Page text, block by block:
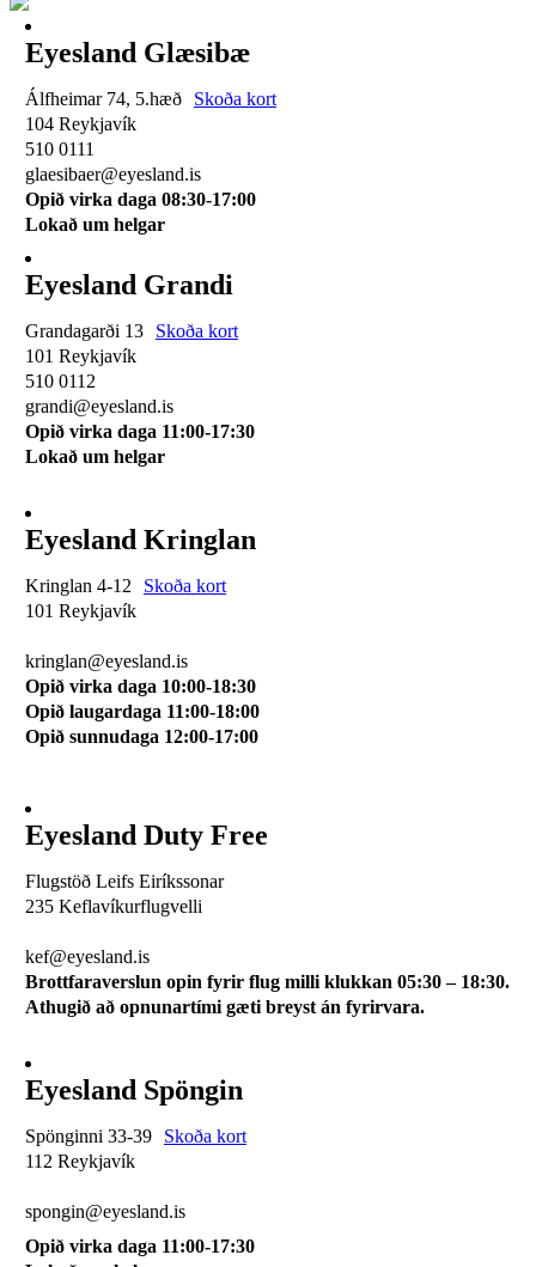
Eyesland Glæsibæ
Álfheimar 74, 5.hæð
Skoða kort
104 Reykjavík
510 0111
glaesibaer@eyesland.is
Opið virka daga 08:30-17:00
Lokað um helgar
Eyesland Grandi
Grandagarði 13
Skoða kort
101 Reykjavík
510 0112
grandi@eyesland.is
Opið virka daga 11:00-17:30
Lokað um helgar
Eyesland Kringlan
Kringlan 4-12
Skoða kort
101 Reykjavík
kringlan@eyesland.is
Opið virka daga 10:00-18:30
Opið laugardaga 11:00-18:00
Opið sunnudaga 12:00-17:00
Eyesland Duty Free
Flugstöð Leifs Eiríkssonar
235 Keflavíkurflugvelli
kef@eyesland.is
Brottfaraverslun opin fyrir flug milli klukkan 05:30 – 18:30.
Athugið að opnunartími gæti breyst án fyrirvara.
Eyesland Spöngin
Spönginni 33-39
Skoða kort
112 Reykjavík
spongin@eyesland.is
Opið virka daga 11:00-17:30